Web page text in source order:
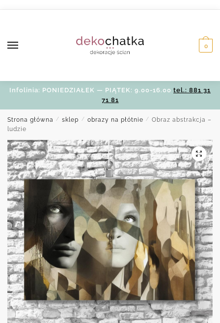
0
Infolinia: PONIEDZIAŁEK — PIĄTEK: 9.00-16.00 tel.: 881 31
71 81
Strona główna / sklep / obrazy na płótnie / Obraz abstrakcja –
ludzie